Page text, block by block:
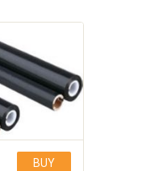
BUY